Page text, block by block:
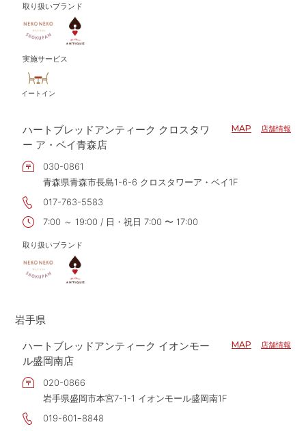
取り扱いブランド
実施サービス
イートイン
ハートブレッドアンティーク クロスタワ
ー ア・ベイ青森店
MAP 店舗情報
030-0861
青森県青森市長島1-6-6 クロスタワーア・ベイ1F
017-763-5583
7:00 ～ 19:00 / 日・祝日 7:00 〜 17:00
取り扱いブランド
岩手県
ハートブレッドアンティーク イオンモー
ル盛岡南店
MAP 店舗情報
020-0866
岩手県盛岡市本宮7-1-1 イオンモール盛岡南1F
019-601ｰ8848